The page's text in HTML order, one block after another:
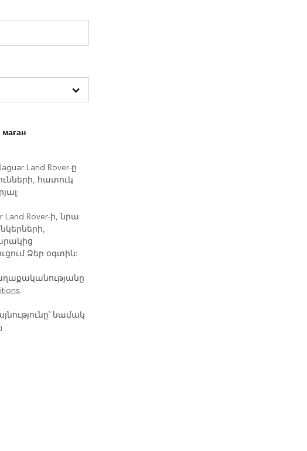
Land Rover-ը
հատուկ
Rover-ի, նրա
Ձեր օգտին:
.
նամակ